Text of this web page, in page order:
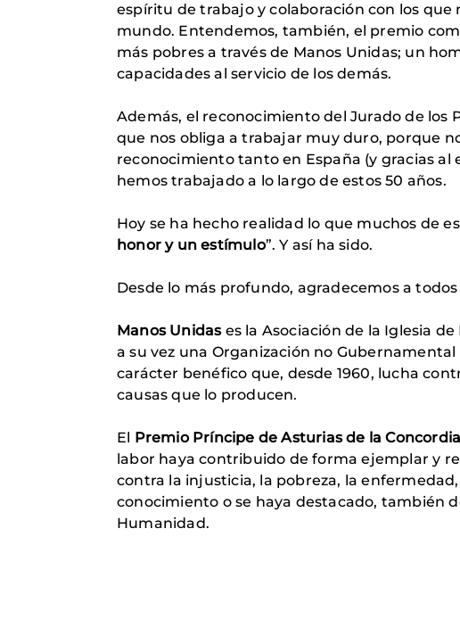
espíritu de trabajo y colaboración con los
mundo. Entendemos, también, el premio
más pobres a través de Manos Unidas; un
capacidades al servicio de los demás.
Además, el reconocimiento del Jurado de
que nos obliga a trabajar muy duro, porque
reconocimiento tanto en España (y gracias al
hemos trabajado a lo largo de estos 50 años.
Hoy se ha hecho realidad lo que muchos de
honor y un estímulo”. Y así ha sido.
Desde lo más profundo, agradecemos a
Manos Unidases la Asociación de la Iglesia
a su vez una Organización no
carácter benéfico que, desde 1960, lucha
causas que lo producen.
El Premio Príncipe de Asturias de la Concordia
labor haya contribuido de forma ejemplar y
contra la injusticia, la pobreza, la
conocimiento o se haya destacado, también
Humanidad.